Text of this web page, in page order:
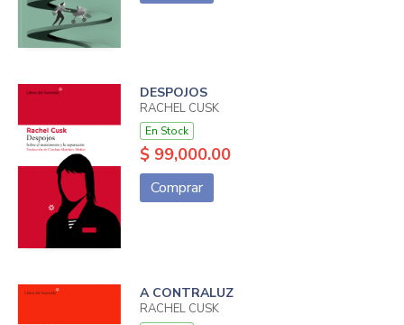
DESPOJOS
RACHEL CUSK
En Stock
$ 99,000.00
Comprar
A CONTRALUZ
RACHEL CUSK